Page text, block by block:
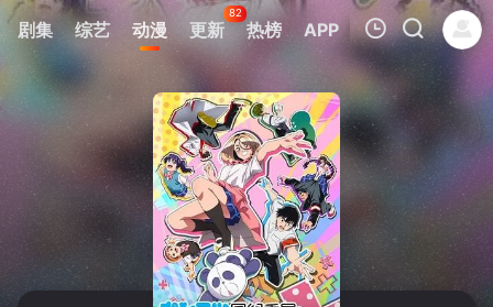
剧集 综艺 动漫 更新
82
热榜 APP
我的观影记录
暂无观看影片的记录